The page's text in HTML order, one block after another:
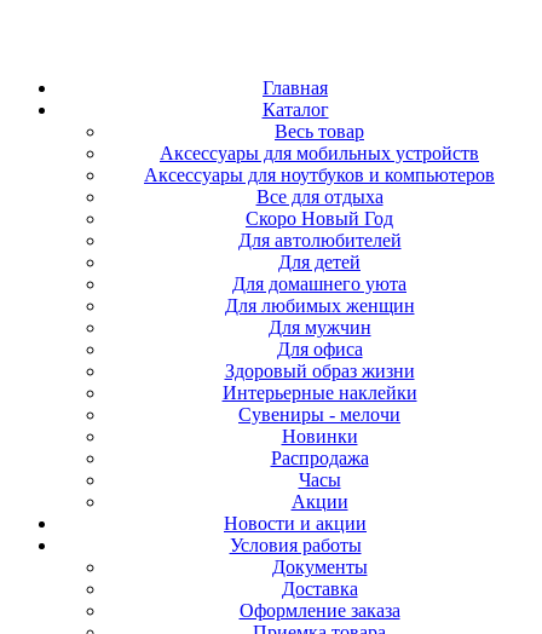
Главная
Каталог
Весь товар
Аксессуары для мобильных устройств
Аксессуары для ноутбуков и компьютеров
Все для отдыха
Скоро Новый Год
Для автолюбителей
Для детей
Для домашнего уюта
Для любимых женщин
Для мужчин
Для офиса
Здоровый образ жизни
Интерьерные наклейки
Сувениры - мелочи
Новинки
Распродажа
Часы
Акции
Новости и акции
Условия работы
Документы
Доставка
Оформление заказа